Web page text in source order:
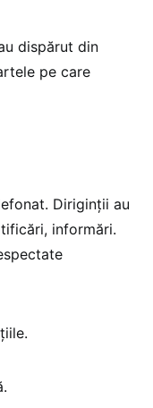
dispărut din
pe care
Diriginții au
informări.